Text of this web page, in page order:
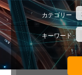
カテゴリー
キーワード